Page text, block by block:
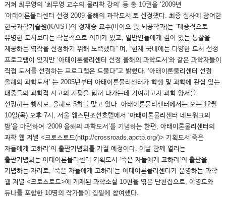
거쳐 최무영의 ‘최무영 교수의 물리학 강의’ 등 총 10권을 ‘2009년
‘아태이론물리센터 선정 2009 올해의 과학도서’로 선정했다. 최종 심사에 참여한
한국과학기술원(KAIST)의 정재승 교수(바이오 및 뇌공학과)는 “대중적으로
유명한 도서보다는 학문적으로 의미가 있고, 일반인들에게 깊이 있는 통찰을
제공하는 역작을 선정하기 위해 노력했다” 며, “현재 국내에는 다양한 도서 선정
프로그램이 있지만 ‘아태이론물리센터 선정 올해의 과학도서’와 같은 과학자들이
직접 도서를 선정하는 프로그램은 드물다”고 밝혔다. ‘아태이론물리센터 선정
올해의 과학도서’ 는 2005년부터 아태이론물리센터가 학생 및 과학에 관심 있는
대중들의 과학적 사고의 지평을 넓혀 나가는데 기여하고자 과학 양서를
선정하는 행사로, 올해로 5회를 맞고 있다. 아태이론물리센터에서는 오는 12월
10일(목) 오후 7시, 서울 웨스틴조선호텔에서 ‘아태이론물리센터 네트워크의
밤’을 마련하여 ‘2009 올해의 과학도서’를 기념하는 한편, 아태이론물리센터의
과학 웹 저널 <크로스로드(http://crossroads.apctp.org/)> 기획도서‘죽은
자들에게 고하라’의 출판기념회를 가질 예정이다. 이날 함께 열리는
출판기념회는 아태이론물리센터 기획도서 ‘죽은 자들에게 고하라’의 출판을
기념하는 자리로, ‘죽은 자들에게 고하라’는 아태이론물리센터가 운영하는 과학
웹 저널 <크로스로드>에 게재된 과학소설 10편을 엮은 단편집으로, 이영도와
듀나를 포함한 10명의 작가들이 집필에 참여했다.